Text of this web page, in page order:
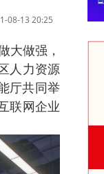
08-13 20:25
做强，
人力资源
厅共同举
联网企业